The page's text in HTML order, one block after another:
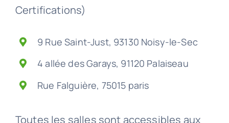
Certifications)
9 Rue Saint-Just, 93130 Noisy-le-Sec
4 allée des Garays, 91120 Palaiseau
Rue Falguière, 75015 paris
Toutes les salles sont accessibles aux